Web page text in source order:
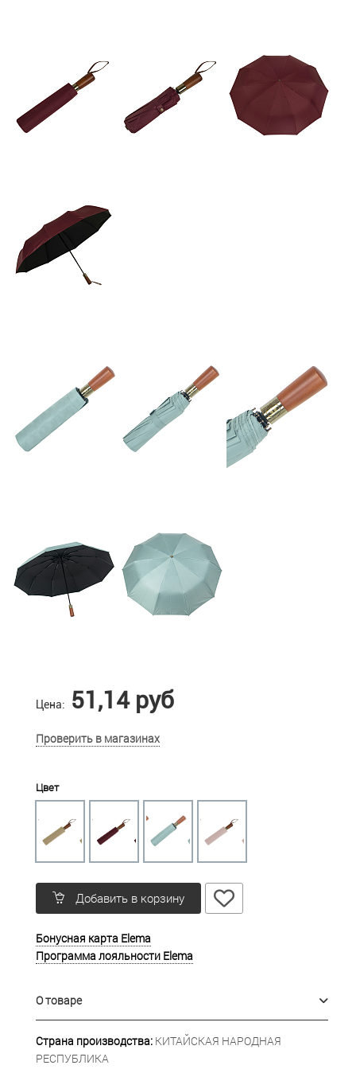
Цена: 51,14 руб
Проверить в магазинах
Цвет
Добавить в корзину
Бонусная карта Elema
Программа лояльности Elema
О товаре
Страна производства: КИТАЙСКАЯ НАРОДНАЯ
РЕСПУБЛИКА